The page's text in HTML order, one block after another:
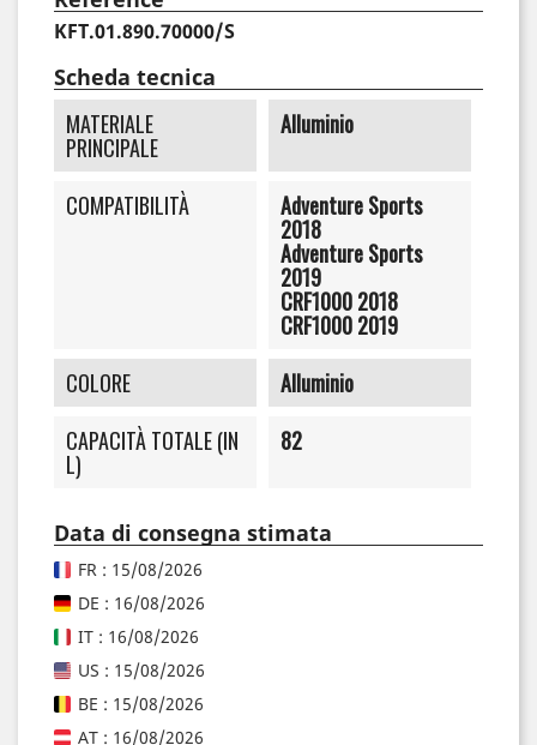
KFT.01.890.70000/S
Scheda tecnica
MATERIALE
PRINCIPALE
Alluminio
COMPATIBILITÀ Adventure Sports
2018
Adventure Sports
2019
CRF1000 2018
CRF1000 2019
COLORE
Alluminio
CAPACITÀ TOTALE (IN
L)
82
Data di consegna stimata
FR : 15/08/2026
DE : 16/08/2026
IT : 16/08/2026
US : 15/08/2026
BE : 15/08/2026
AT : 16/08/2026